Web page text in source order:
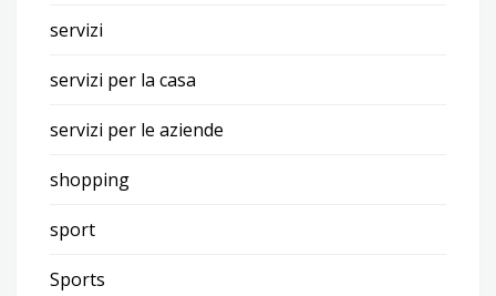
servizi
servizi per la casa
servizi per le aziende
shopping
sport
Sports